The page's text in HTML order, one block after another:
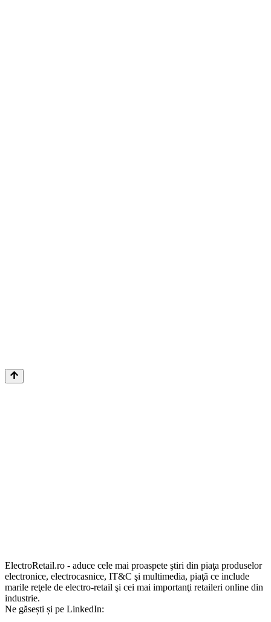
ElectroRetail.ro - aduce cele mai proaspete ştiri din piaţa produselor
electronice, electrocasnice, IT&C şi multimedia, piaţă ce include
marile reţele de electro-retail şi cei mai importanţi retaileri online din
industrie.
Ne găsești și pe LinkedIn: